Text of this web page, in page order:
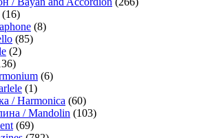
(16)
(8)
(85)
(2)
(6)
(1)
/ Harmonica (60)
/ Mandolin (103)
(69)